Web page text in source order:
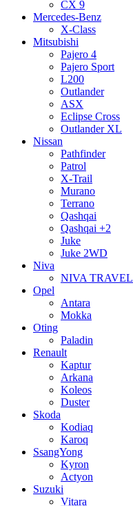
CX 9
Mercedes-Benz
X-Class
Mitsubishi
Pajero 4
Pajero Sport
L200
Outlander
ASX
Eclipse Cross
Outlander XL
Nissan
Pathfinder
Patrol
X-Trail
Murano
Terrano
Qashqai
Qashqai +2
Juke
Juke 2WD
Niva
NIVA TRAVEL
Opel
Antara
Mokka
Oting
Paladin
Renault
Kaptur
Arkana
Koleos
Duster
Skoda
Kodiaq
Karoq
SsangYong
Kyron
Actyon
Suzuki
Vitara